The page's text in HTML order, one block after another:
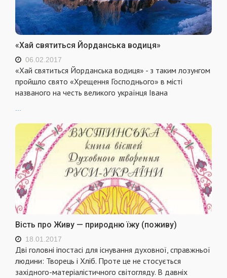
«Хай святиться Йорданська водиця»
06.02.2017
«Хай святиться Йорданська водиця» - з таким лозунгом
пройшло свято «Хрещення Господнього» в місті
названого на честь великого українця Івана
Вість про Живу — природню їжу (поживу)
18.01.2017
Дві головні іпостасі для існування духовної, справжньої
людини: Творець і Хліб. Проте це не стосується
західного-матеріалістичного світогляду. В давніх